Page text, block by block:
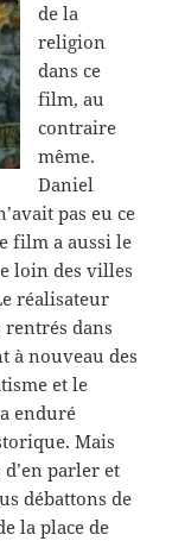
de la
religion
dans ce
film, au
contraire
même.
Daniel
pas eu ce
film a aussi le
loin des villes
réalisateur
rentrés dans
à nouveau des
et le
enduré
Mais
parler et
débattons de
la place de